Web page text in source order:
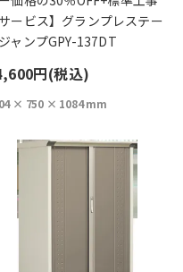
ービス】グランプレステー
ャンプGPY-137DT
円(税込)
× 750 × 1084 mm